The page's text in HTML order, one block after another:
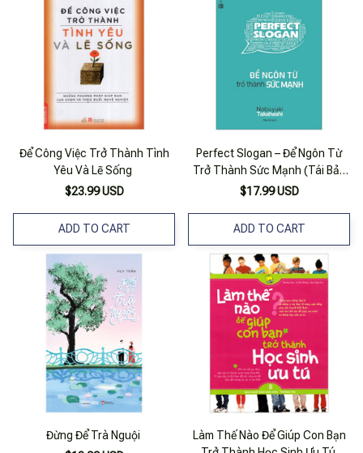
Để Công Việc Trở Thành Tình
Yêu Và Lẽ Sống
$23.99 USD
ADD TO CART
Perfect Slogan – Để Ngôn Từ
Trở Thành Sức Mạnh (Tái Bản
2019)
$17.99 USD
ADD TO CART
Đừng Để Trà Nguội
Làm Thế Nào Để Giúp Con Bạn